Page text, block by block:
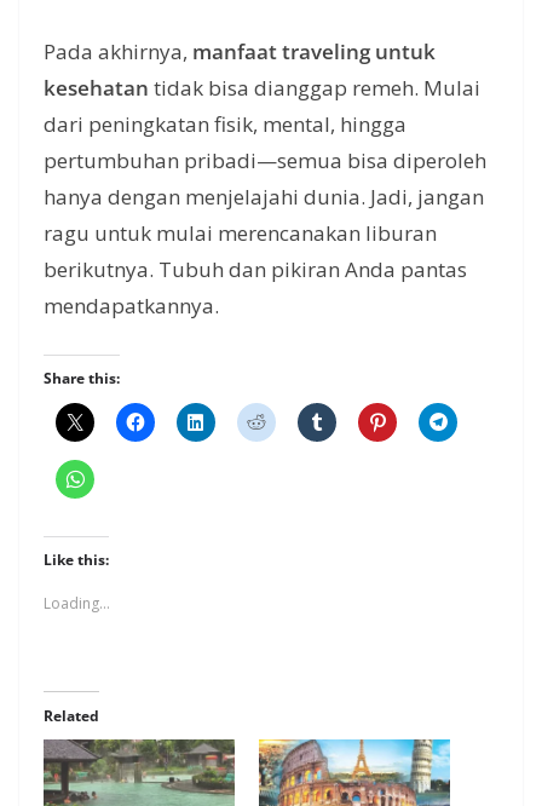
Pada akhirnya, manfaat traveling untuk
kesehatan tidak bisa dianggap remeh. Mulai
dari peningkatan fisik, mental, hingga
pertumbuhan pribadi—semua bisa diperoleh
hanya dengan menjelajahi dunia. Jadi, jangan
ragu untuk mulai merencanakan liburan
berikutnya. Tubuh dan pikiran Anda pantas
mendapatkannya.
Share this:
Like this:
Loading...
Related